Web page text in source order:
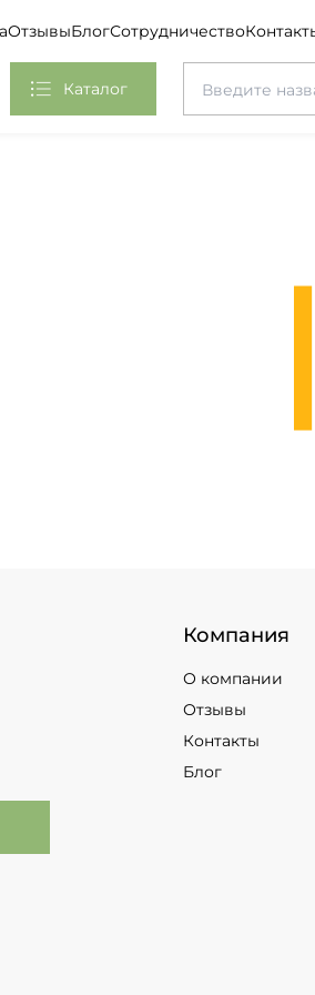
ОтзывыБлогСотрудничество
Каталог
Компания
О компании
Отзывы
Контакты
Блог